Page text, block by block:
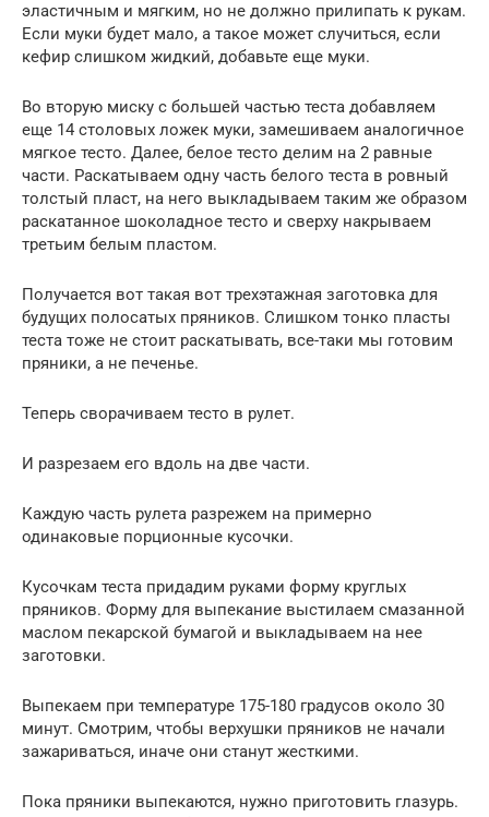
эластичным и мягким, но не должно прилипать к рукам.
Если муки будет мало, а такое может случиться, если
кефир слишком жидкий, добавьте еще муки.
Во вторую миску с большей частью теста добавляем
еще 14 столовых ложек муки, замешиваем аналогичное
мягкое тесто. Далее, белое тесто делим на 2 равные
части. Раскатываем одну часть белого теста в ровный
толстый пласт, на него выкладываем таким же образом
раскатанное шоколадное тесто и сверху накрываем
третьим белым пластом.
Получается вот такая вот трехэтажная заготовка для
будущих полосатых пряников. Слишком тонко пласты
теста тоже не стоит раскатывать, все-таки мы готовим
пряники, а не печенье.
Теперь сворачиваем тесто в рулет.
И разрезаем его вдоль на две части.
Каждую часть рулета разрежем на примерно
одинаковые порционные кусочки.
Кусочкам теста придадим руками форму круглых
пряников. Форму для выпекание выстилаем смазанной
маслом пекарской бумагой и выкладываем на нее
заготовки.
Выпекаем при температуре 175-180 градусов около 30
минут. Смотрим, чтобы верхушки пряников не начали
зажариваться, иначе они станут жесткими.
Пока пряники выпекаются, нужно приготовить глазурь.